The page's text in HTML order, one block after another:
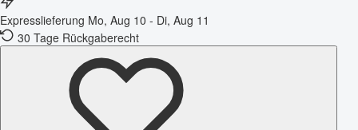
Expresslieferung Mo, Aug 10 - Di, Aug 11
30 Tage Rückgaberecht